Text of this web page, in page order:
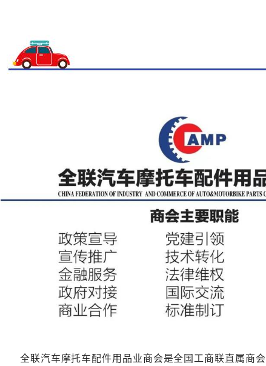
全联汽车摩托车配件用品业商会是全国工商联直属商会